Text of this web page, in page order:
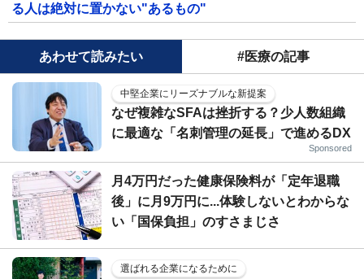
る人は絶対に置かない"あるもの"
あわせて読みたい #医療の記事
中堅企業にリーズナブルな新提案
なぜ複雑なSFAは挫折する？少人数組織
に最適な「名刺管理の延長」で進めるDX
Sponsored
月4万円だった健康保険料が「定年退職
後」に月9万円に...体験しないとわからな
い「国保負担」のすさまじさ
選ばれる企業になるために